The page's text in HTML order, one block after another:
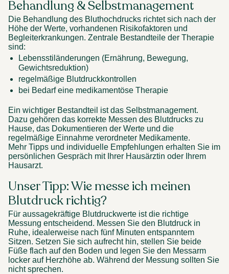
Behandlung & Selbstmanagement
Die Behandlung des Bluthochdrucks richtet sich nach der
Höhe der Werte, vorhandenen Risikofaktoren und
Begleiterkrankungen. Zentrale Bestandteile der Therapie
sind:
Lebensstiländerungen (Ernährung, Bewegung,
Gewichtsreduktion)
regelmäßige Blutdruckkontrollen
bei Bedarf eine medikamentöse Therapie
Ein wichtiger Bestandteil ist das Selbstmanagement.
Dazu gehören das korrekte Messen des Blutdrucks zu
Hause, das Dokumentieren der Werte und die
regelmäßige Einnahme verordneter Medikamente.
Mehr Tipps und individuelle Empfehlungen erhalten Sie im
persönlichen Gespräch mit Ihrer Hausärztin oder Ihrem
Hausarzt.
Unser Tipp: Wie messe ich meinen
Blutdruck richtig?
Für aussagekräftige Blutdruckwerte ist die richtige
Messung entscheidend. Messen Sie den Blutdruck in
Ruhe, idealerweise nach fünf Minuten entspanntem
Sitzen. Setzen Sie sich aufrecht hin, stellen Sie beide
Füße flach auf den Boden und legen Sie den Messarm
locker auf Herzhöhe ab. Während der Messung sollten Sie
nicht sprechen.